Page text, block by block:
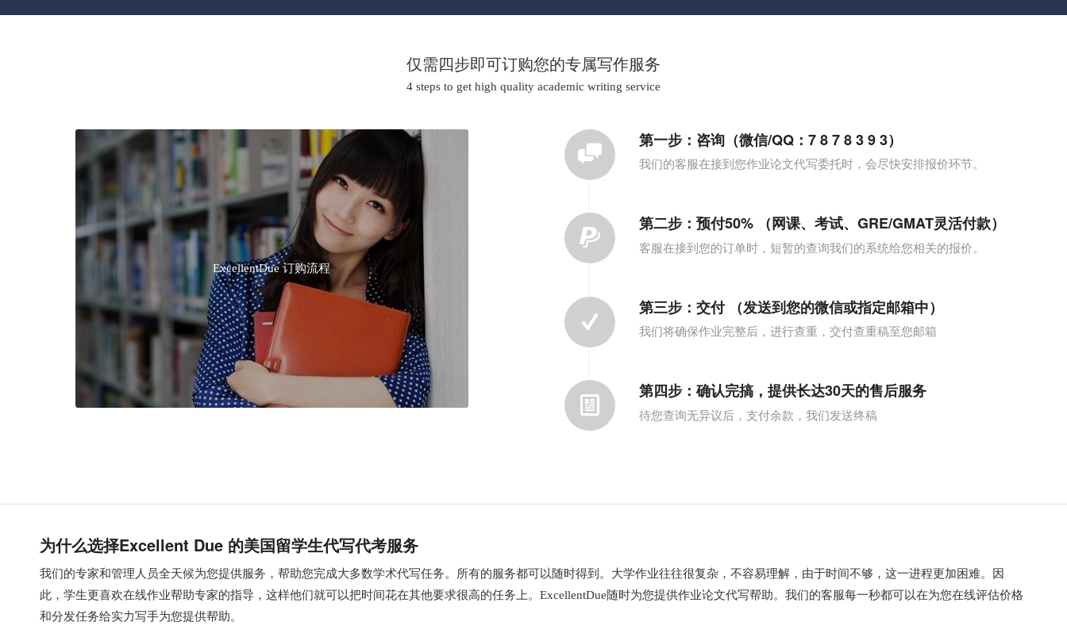
仅需四步即可订购您的专属写作服务
4 steps to get high quality academic writing service
ExcellentDue 订购流程
第一步：咨询（微信/QQ：7 8 7 8 3 9 3）
我们的客服在接到您作业论文代写委托时，会尽快安排报价环节。
第二步：预付50% （网课、考试、GRE/GMAT灵活付款）
客服在接到您的订单时，短暂的查询我们的系统给您相关的报价。
第三步：交付 （发送到您的微信或指定邮箱中）
我们将确保作业完整后，进行查重，交付查重稿至您邮箱
第四步：确认完搞，提供长达30天的售后服务
待您查询无异议后，支付余款，我们发送终稿
为什么选择Excellent Due 的美国留学生代写代考服务
我们的专家和管理人员全天候为您提供服务，帮助您完成大多数学术代写任务。所有的服务都可以随时得到。大学作业往往很复杂，不容易理解，由于时间不够，这一进程更加困难。因
此，学生更喜欢在线作业帮助专家的指导，这样他们就可以把时间花在其他要求很高的任务上。ExcellentDue随时为您提供作业论文代写帮助。我们的客服每一秒都可以在为您在线评估价格
和分发任务给实力写手为您提供帮助。